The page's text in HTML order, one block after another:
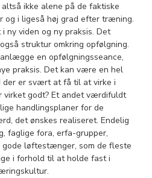
ikke alene på de faktiske
i ligeså høj grad efter træning.
ny viden og ny praksis. Det
struktur omkring opfølgning.
en opfølgningsseance,
praksis. Det kan være en hel
der er svært at få til at virke i
virket godt? Et andet værdifuldt
handlingsplaner for de
det ønskes realiseret. Endelig
faglige fora, erfa-grupper,
gode løftestænger, som de fleste
i forhold til at holde fast i